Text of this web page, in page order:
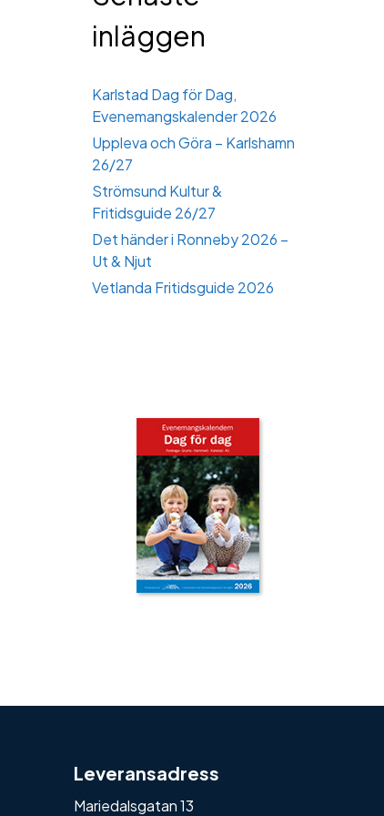
inläggen
Karlstad Dag för Dag,
Evenemangskalender 2026
Uppleva och Göra – Karlshamn
26/27
Strömsund Kultur &
Fritidsguide 26/27
Det händer i Ronneby 2026 –
Ut & Njut
Vetlanda Fritidsguide 2026
Leveransadress
Mariedalsgatan 13